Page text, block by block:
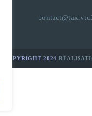
© COPYRIGHT 2024